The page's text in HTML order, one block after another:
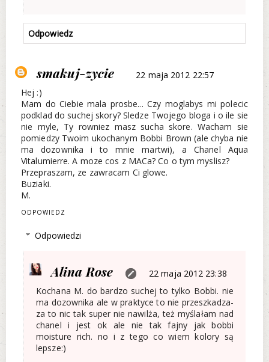
Odpowiedz
smakuj-zycie
22 maja 2012 22:57
Hej :)
Mam do Ciebie mala prosbe... Czy moglabys mi polecic
podklad do suchej skory? Sledze Twojego bloga i o ile sie
nie myle, Ty rowniez masz sucha skore. Wacham sie
pomiedzy Twoim ukochanym Bobbi Brown (ale chyba nie
ma dozownika i to mnie martwi), a Chanel Aqua
Vitalumierre. A moze cos z MACa? Co o tym myslisz?
Przepraszam, ze zawracam Ci glowe.
Buziaki.
M.
ODPOWIEDZ
Odpowiedzi
Alina Rose
22 maja 2012 23:38
Kochana M. do bardzo suchej to tylko Bobbi. nie
ma dozownika ale w praktyce to nie przeszkadza-
za to nic tak super nie nawilża, też myślałam nad
chanel i jest ok ale nie tak fajny jak bobbi
moisture rich. no i z tego co wiem kolory są
lepsze:)